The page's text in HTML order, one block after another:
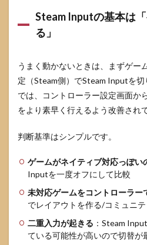
Steam Inputの基本は
る」
うまく動かないときは、まずゲー
定（Steam側）でSteam Inputを
では、コントローラー設定画面か
をより素早く行えるよう改善され
判断基準はシンプルです。
ゲームがネイティブ対応っぽい
Inputを一度オフにして比較
未対応ゲームをコントローラー
でレイアウトを作る/コミュニ
二重入力が起きる ：Steam
ている可能性が高いので切替が